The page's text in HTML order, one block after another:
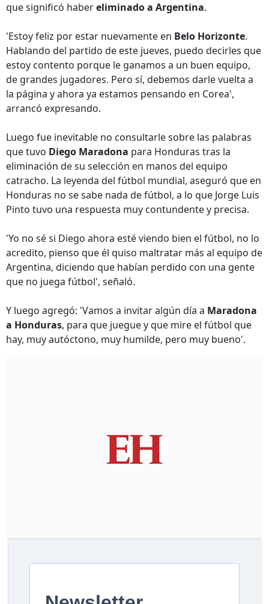
que significó habereliminado a Argentina.
'Estoy feliz por estar nuevamente en Belo Horizonte.
Hablando del partido de este jueves, puedo decirles que
estoy contento porque le ganamos a un buen equipo,
de grandes jugadores. Pero sí, debemos darle vuelta a
la página y ahora ya estamos pensando en Corea',
arrancó expresando.
Luego fue inevitable no consultarle sobre las palabras
que tuvo Diego Maradona para Honduras tras la
eliminación de su selección en manos del equipo
catracho. La leyenda del fútbol mundial, aseguró que en
Honduras no se sabe nada de fútbol, a lo que Jorge Luis
Pinto tuvo una respuesta muy contundente y precisa.
'Yo no sé si Diego ahora esté viendo bien el fútbol, no lo
acredito, pienso que él quiso maltratar más al equipo de
Argentina, diciendo que habían perdido con una gente
que no juega fútbol', señaló.
Y luego agregó: 'Vamos a invitar algún día a Maradona
a Honduras, para que juegue y que mire el fútbol que
hay, muy autóctono, muy humilde, pero muy bueno'.